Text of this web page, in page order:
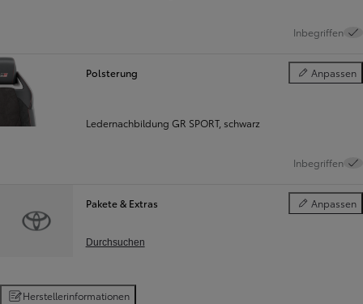
Inbegriffen
Polsterung Anpassen
Polsterung
Ledernachbildung GR SPORT, schwarz
Inbegriffen
Pakete & Extras Anpassen
Pakete &
Durchsuchen
Herstellerinformationen